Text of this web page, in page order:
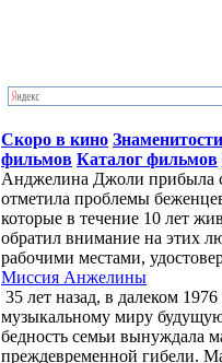
Скоро в кино Знаменитости
фильмов Каталог фильмов
Анджелина Джоли прибыла
отметила проблемы
которые в течение 10 лет
обратил внимание на этих
рабочими местами,
Миссия Анжелины
35 лет назад, в далеком
музыкальному миру
бедность семьи вынуждала
преждевременной гибели.